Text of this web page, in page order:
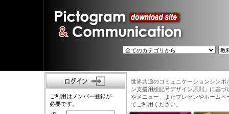
ご利用はメンバー登録が
必要です。
世界共通のコミュニケーションシン
ン支援用絵記号デザイン原則」に基
やメニュー、またプレゼンやホーム
てご利用ください。